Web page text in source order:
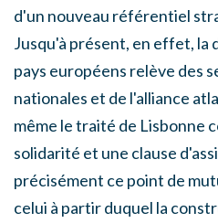
d'un nouveau référentiel
Jusqu'à présent, en effet, la
pays européens relève des
nationales et de l'alliance
même le traité de Lisbonne
solidarité et une clause
précisément ce point de
celui à partir duquel la